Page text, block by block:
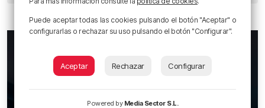
Puede aceptar todas las cookies pulsando el botón "Aceptar" o
configurarlas o rechazar su uso pulsando el botón "Configurar".
Aceptar Rechazar Configurar
Powered by Media Sector S.L.